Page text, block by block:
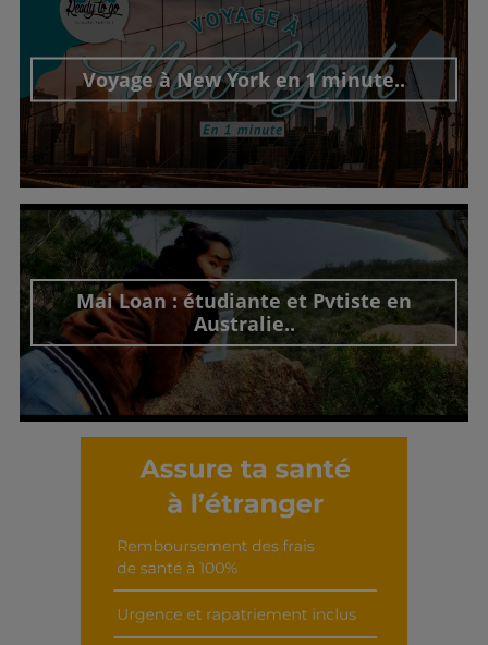
Voyage à New York en 1 minute..
Découvrir cet interview
Mai Loan : étudiante et Pvtiste en
Australie..
Découvrir cet interview